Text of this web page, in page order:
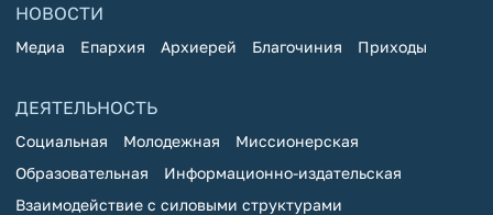
НОВОСТИ
Медиа Епархия Архиерей Благочиния Приходы
ДЕЯТЕЛЬНОСТЬ
Социальная Молодежная
Миссионерская
Образовательная
Информационно-издательская
Взаимодействие с силовыми структурами